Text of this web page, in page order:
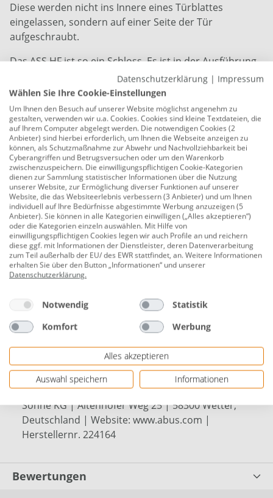
Diese werden nicht ins Innere eines Türblattes
eingelassen, sondern auf einer Seite der Tür
aufgeschraubt.
Das ASS HF ist so ein Schloss. Es ist in der Ausführung
für Türzylinder oder mit Buntbartschlüssel erhältlich.
Das Schloss kann universell eingesetzt werden. Die
Hebefalle, auch Schnapper genannt, hebt sich beim
Betätigen des Griffs an, ermöglicht so größtmögliche
Sicherheit.
Schlosskörper: verzinkt
schwarz
Geeignet für Türblattstärken bis 60 mm
Geeignet für DIN rechte und linke Türen und Tore
Sicherheitslevel: 3
mit hebender Falle
robuste Mechanik
universeller Einsatzbereich
Lieferumfang: Schließblech, Drückerpaar,
Außenschild, 1 Buntbartschlüssel
Herstellerinformationen: ABUS August Bremicker
Söhne KG | Altenhofer Weg 25 | 58300 Wetter,
Deutschland | Website: www.abus.com |
Herstellernr. 224164
Bewertungen
Datenschutzerklärung | Impressum
Wählen Sie Ihre Cookie-Einstellungen
Um Ihnen den Besuch auf unserer Website möglichst angenehm zu
gestalten, verwenden wir u.a. Cookies. Cookies sind kleine Textdateien, die
auf Ihrem Computer abgelegt werden. Die notwendigen Cookies (2
Anbieter) sind hierbei erforderlich, um Ihnen die Webseite anzeigen zu
können, als Schutzmaßnahme zur Abwehr und Nachvollziehbarkeit bei
Cyberangriffen und Betrugsversuchen oder um den Warenkorb
zwischenzuspeichern. Die einwilligungspflichtigen Cookie-Kategorien
dienen zur Sammlung statistischer Informationen über die Nutzung
unserer Website, zur Ermöglichung diverser Funktionen auf unserer
Website, die das Websiteerlebnis verbessern (3 Anbieter) und um Ihnen
individuell auf Ihre Bedürfnisse abgestimmte Werbung anzuzeigen (5
Anbieter). Sie können in alle Kategorien einwilligen („Alles akzeptieren“)
oder die Kategorien einzeln auswählen. Mit Hilfe von
einwilligungspflichtigen Cookies legen wir auch Profile an und reichern
diese ggf. mit Informationen der Dienstleister, deren Datenverarbeitung
zum Teil außerhalb der EU/ des EWR stattfindet, an. Weitere Informationen
erhalten Sie über den Button „Informationen“ und unserer
Datenschutzerklärung.
Notwendig
Statistik
Komfort
Werbung
Alles akzeptieren
Auswahl speichern
Informationen